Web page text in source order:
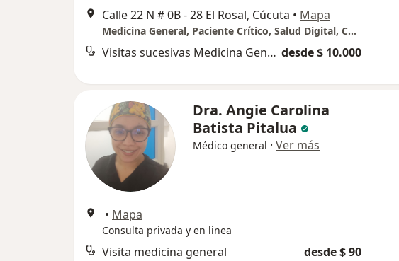
Calle 22 N # 0B - 28 El Rosal, Cúcuta • Mapa
Medicina General, Paciente Crítico, Salud Digital, Control y Empoderamiento en Enfermedades Crónicas.
Visitas sucesivas Medicina General desde $ 10.000
Dra. Angie Carolina
Batista Pitalua
Médico general · Ver más
• Mapa
Consulta privada y en linea
Visita medicina general desde $ 90